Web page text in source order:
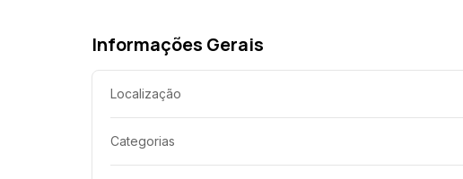
Informações Gerais
Localização
Categorias